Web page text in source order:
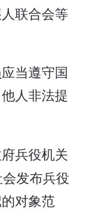
联合会等
当遵守国
人非法提
兵役机关
发布兵役
对象范